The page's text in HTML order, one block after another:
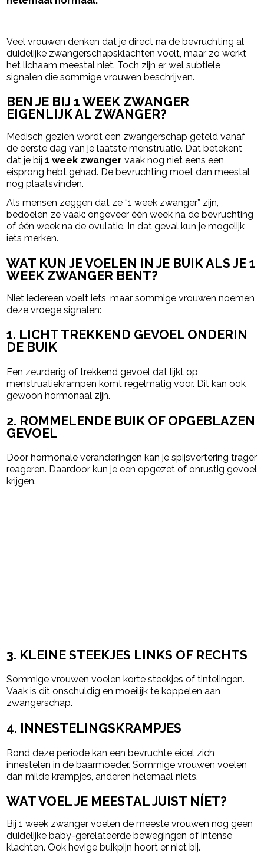
Veel vrouwen denken dat je direct na de bevruchting al
duidelijke zwangerschapsklachten voelt, maar zo werkt
het lichaam meestal niet. Toch zijn er wel subtiele
signalen die sommige vrouwen beschrijven.
BEN JE BIJ 1 WEEK ZWANGER
EIGENLIJK AL ZWANGER?
Medisch gezien wordt een zwangerschap geteld vanaf
de eerste dag van je laatste menstruatie. Dat betekent
dat je bij1 week zwanger vaak nog niet eens een
eisprong hebt gehad. De bevruchting moet dan meestal
nog plaatsvinden.
Als mensen zeggen dat ze “1 week zwanger” zijn,
bedoelen ze vaak: ongeveer één week na de bevruchting
of één week na de ovulatie. In dat geval kun je mogelijk
iets merken.
WAT KUN JE VOELEN IN JE BUIK ALS JE 1
WEEK ZWANGER BENT?
Niet iedereen voelt iets, maar sommige vrouwen noemen
deze vroege signalen:
1. LICHT TREKKEND GEVOEL ONDERIN
DE BUIK
Een zeurderig of trekkend gevoel dat lijkt op
menstruatiekrampen komt regelmatig voor. Dit kan ook
gewoon hormonaal zijn.
2. ROMMELENDE BUIK OF OPGEBLAZEN
GEVOEL
Door hormonale veranderingen kan je spijsvertering trager
reageren. Daardoor kun je een opgezet of onrustig gevoel
krijgen.
3. KLEINE STEEKJES LINKS OF RECHTS
Sommige vrouwen voelen korte steekjes of tintelingen.
Vaak is dit onschuldig en moeilijk te koppelen aan
zwangerschap.
4. INNESTELINGSKRAMPJES
Rond deze periode kan een bevruchte eicel zich
innestelen in de baarmoeder. Sommige vrouwen voelen
dan milde krampjes, anderen helemaal niets.
WAT VOEL JE MEESTAL JUIST NÍET?
Bij 1 week zwanger voelen de meeste vrouwen nog geen
duidelijke baby-gerelateerde bewegingen of intense
klachten. Ook hevige buikpijn hoort er niet bij.